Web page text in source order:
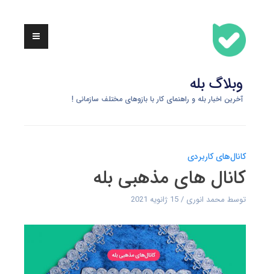
content
وبلاگ بله
آخرین اخبار بله و راهنمای کار با بازوهای مختلف سازمانی !
کانال‌های کاربردی
کانال های مذهبی بله
توسط محمد انوری 15 ژانویه 2021